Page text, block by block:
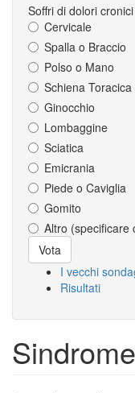
Soffri di dolori
Cervicale
Spalla o Braccio
Polso o Mano
Schiena Toracica
Ginocchio
Lombaggine
Sciatica
Emicrania
Piede o Caviglia
Gomito
Altro (specificare
Scelte
Vota
I vecchi
Risultati